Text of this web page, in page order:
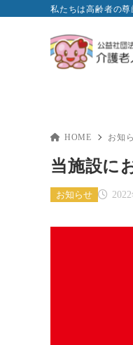
私たちは高齢者の尊
HOME お知
当施設に
お知らせ